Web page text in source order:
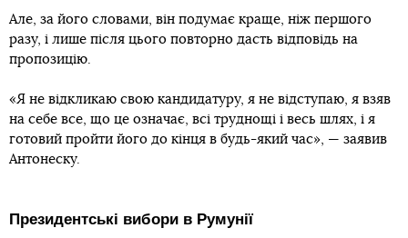
Але, за його словами, він подумає краще, ніж першого
разу, і лише після цього повторно дасть відповідь на
пропозицію.
«Я не відкликаю свою кандидатуру, я не відступаю, я взяв
на себе все, що це означає, всі труднощі і весь шлях, і я
готовий пройти його до кінця в будь-який час», — заявив
Антонеску.
Президентські вибори в Румунії